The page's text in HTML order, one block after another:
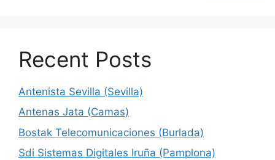
Recent Posts
Antenista Sevilla (Sevilla)
Antenas Jata (Camas)
Bostak Telecomunicaciones (Burlada)
Sdi Sistemas Digitales Iruña (Pamplona)